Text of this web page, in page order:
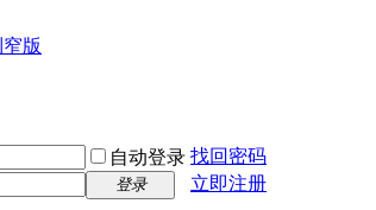
版
自动登录 找回密码
登录
立即注册